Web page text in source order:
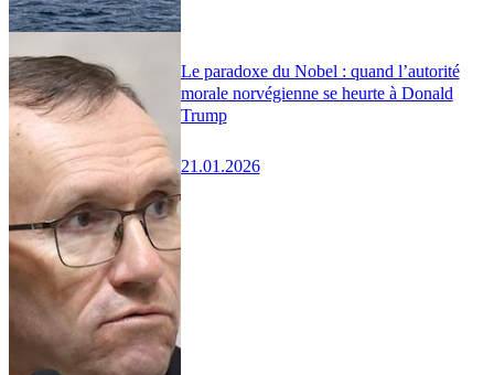
Le paradoxe du Nobel : quand l’autorité
morale norvégienne se heurte à Donald
Trump
21.01.2026